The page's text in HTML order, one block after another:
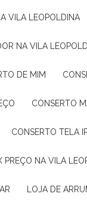
VILA LEOPOLDINA
NA VILA
DE MIM
CONSERTO
CONSERTO TELA
PREÇO NA VILA
LOJA DE